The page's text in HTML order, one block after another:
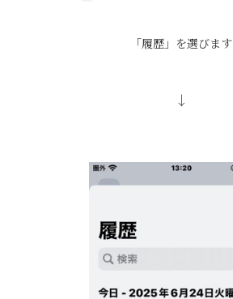
「履歴」を選びます
↓